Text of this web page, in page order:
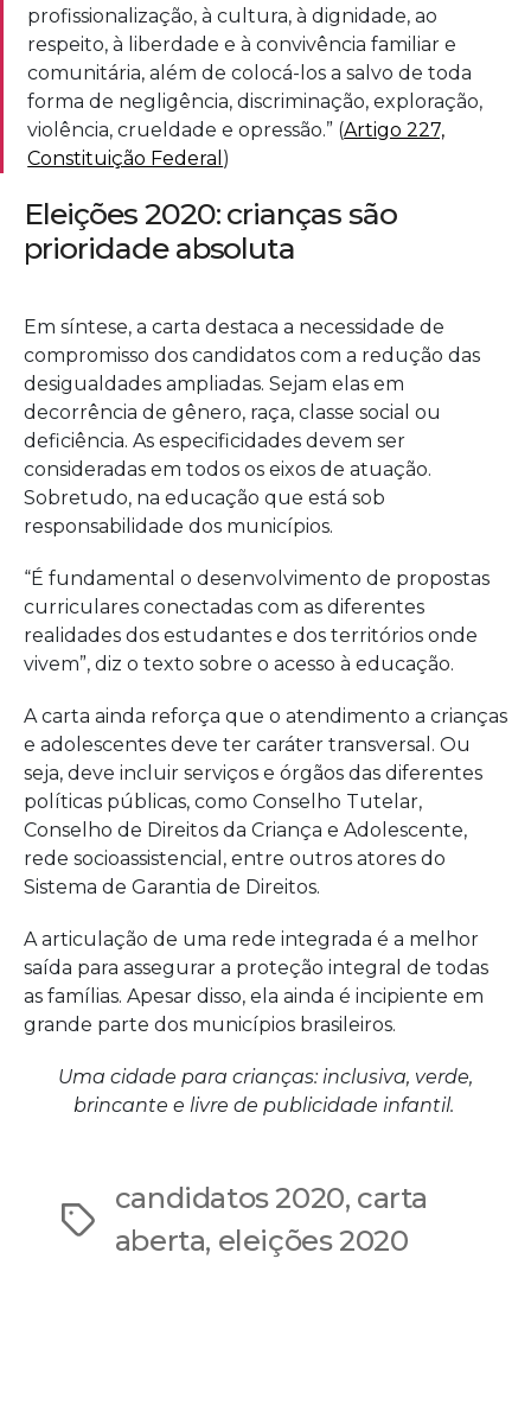
profissionalização, à cultura, à dignidade, ao
respeito, à liberdade e à convivência familiar e
comunitária, além de colocá-los a salvo de toda
forma de negligência, discriminação, exploração,
violência, crueldade e opressão.” (Artigo 227,
Constituição Federal )
Eleições 2020: crianças são
prioridade absoluta
Em síntese, a carta destaca a necessidade de
compromisso dos candidatos com a redução das
desigualdades ampliadas. Sejam elas em
decorrência de gênero, raça, classe social ou
deficiência. As especificidades devem ser
consideradas em todos os eixos de atuação.
Sobretudo, na educação que está sob
responsabilidade dos municípios.
“É fundamental o desenvolvimento de propostas
curriculares conectadas com as diferentes
realidades dos estudantes e dos territórios onde
vivem”, diz o texto sobre o acesso à educação.
A carta ainda reforça que o atendimento a crianças
e adolescentes deve ter caráter transversal. Ou
seja, deve incluir serviços e órgãos das diferentes
políticas públicas, como Conselho Tutelar,
Conselho de Direitos da Criança e Adolescente,
rede socioassistencial, entre outros atores do
Sistema de Garantia de Direitos.
A articulação de uma rede integrada é a melhor
saída para assegurar a proteção integral de todas
as famílias. Apesar disso, ela ainda é incipiente em
grande parte dos municípios brasileiros.
Uma cidade para crianças: inclusiva, verde,
brincante e livre de publicidade infantil.
Tags
candidatos 2020, carta
aberta, eleições 2020